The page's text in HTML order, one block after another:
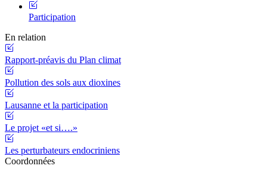
Participation
En relation
Rapport-préavis du Plan climat
Pollution des sols aux dioxines
Lausanne et la participation
Le projet «et si….»
Les perturbateurs endocriniens
Coordonnées